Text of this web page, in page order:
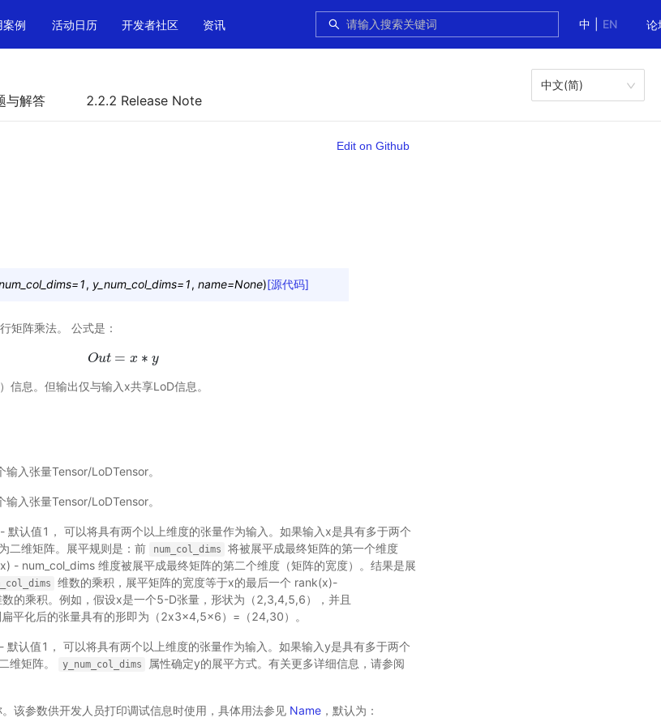
中
EN 论
案例 活动日历 开发者社区 资讯
与解答 2.2.2 Release Note
中文(简)
Edit on Github
=1, y_num_col_dims=1, name=None)[源代码]
矩阵乘法。 公式是：
Out = x ∗ y
Ou t= x∗ y
信息。但输出仅与输入x共享LoD信息。
入张量Tensor/LoDTensor。
入张量Tensor/LoDTensor。
默认值1， 可以将具有两个以上维度的张量作为输入。如果输入x是具有多于两个
二维矩阵。展平规则是：前
num_col_dims
将被展平成最终矩阵的第一个维度
- num_col_dims 维度被展平成最终矩阵的第二个维度（矩阵的宽度）。结果是展
维数的乘积，展平矩阵的宽度等于x的最后一个 rank(x)-
的乘积。例如，假设x是一个5-D张量，形状为（2,3,4,5,6），并且
平化后的张量具有的形即为（2x3x4,5x6）=（24,30）。
默认值1， 可以将具有两个以上维度的张量作为输入。如果输入y是具有多于两个
维矩阵。
y_num_col_dims 属性确定y的展平方式。有关更多详细信息，请参阅
该参数供开发人员打印调试信息时使用，具体用法参见 Name，默认为：